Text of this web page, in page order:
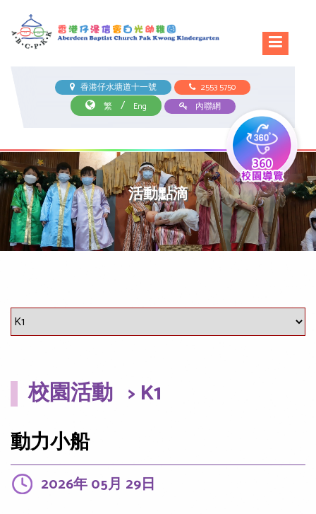
香港仔水塘道十一號
2553 5750
繁
/ Eng 內聯網
活動點滴
校園活動 > K1
動力小船
2026年 05月 29日